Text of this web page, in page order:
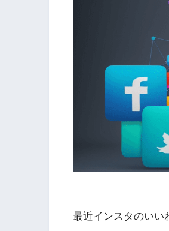
最近インスタのいい